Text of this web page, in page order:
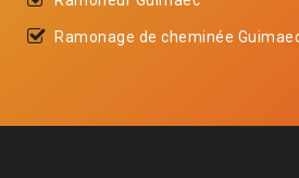
Ramonage de cheminée